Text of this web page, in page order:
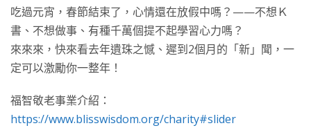
吃過元宵，春節結束了，心情還在放假中嗎？——不想Ｋ
書、不想做事、有種千萬個提不起學習心力嗎？
來來來，快來看去年遺珠之憾、遲到2個月的「新」聞，一
定可以激勵你一整年！
福智敬老事業介紹：
https://www.blisswisdom.org/charity#slider